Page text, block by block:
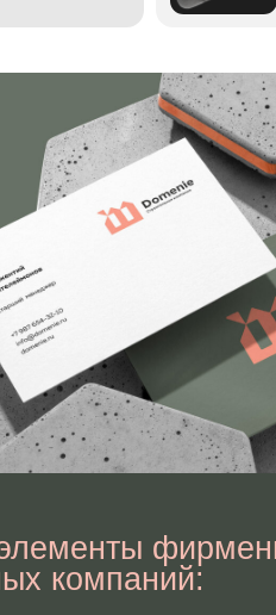
фирменного
который отражает надёжность
визуальные детали, связанные
элементы архитектуры или